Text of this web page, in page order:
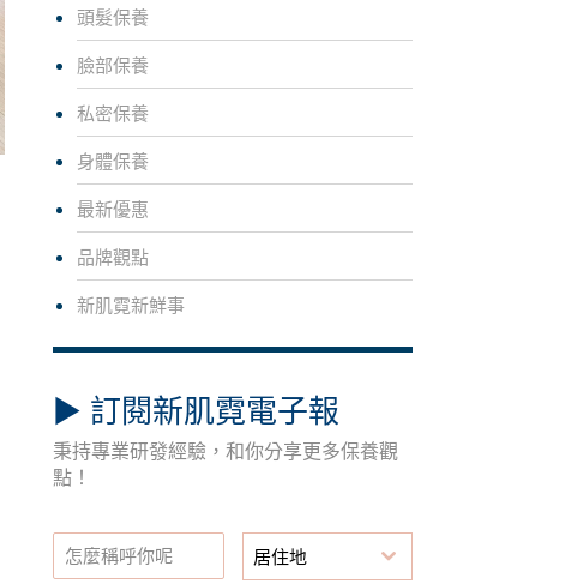
頭髮保養
臉部保養
私密保養
身體保養
最新優惠
品牌觀點
新肌霓新鮮事
▶︎ 訂閱新肌霓電子報
秉持專業研發經驗，和你分享更多保養觀
點！
居住地